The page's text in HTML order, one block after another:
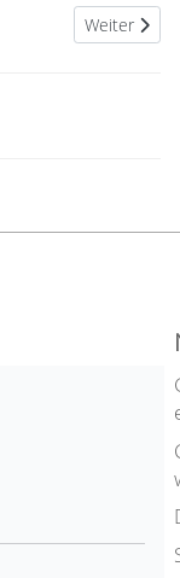
Nächster
Weiter